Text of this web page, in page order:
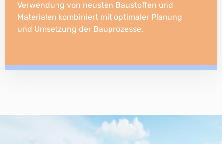
Verwendung von neusten Baustoffen und
Materialen kombiniert mit optimaler Planung
und Umsetzung der Bauprozesse.